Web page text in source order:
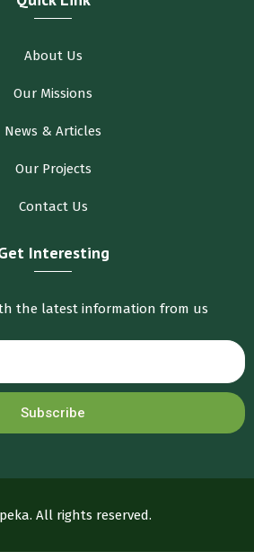
About Us
Our Missions
News & Articles
Our Projects
Contact Us
Interesting
the latest information from us
Subscribe
All rights reserved.